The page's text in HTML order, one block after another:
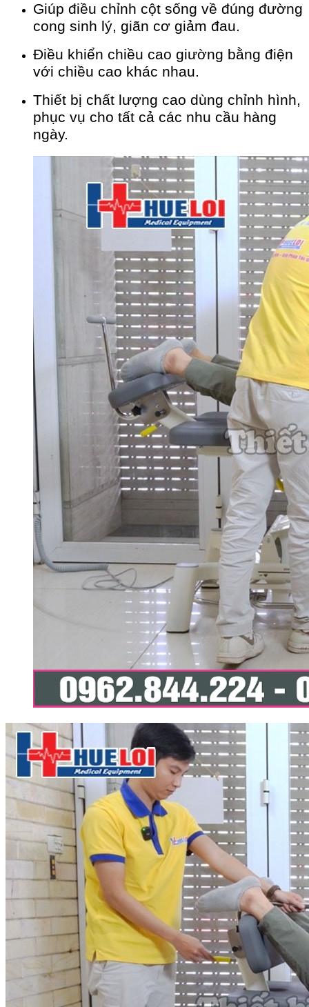
Giúp điều chỉnh cột sống về đúng đường
cong sinh lý, giãn cơ giảm đau.
Điều khiển chiều cao giường bằng điện
với chiều cao khác nhau.
Thiết bị chất lượng cao dùng chỉnh hình,
phục vụ cho tất cả các nhu cầu hàng
ngày.